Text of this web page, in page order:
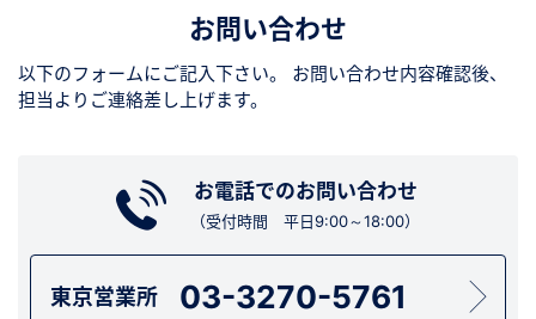
お問い合わせ
以下のフォームにご記入下さい。
お問い合わせ内容確認後、
担当よりご連絡差し上げます。
お電話でのお問い合わせ
（受付時間 平日9:00～18:00）
東京営業所 03-3270-5761